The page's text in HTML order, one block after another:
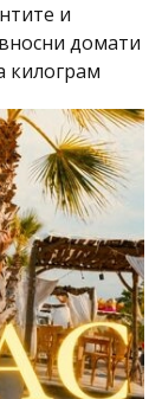
и
домати
килограм